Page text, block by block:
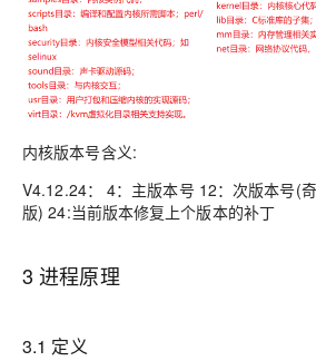
内核版本号含义:
V4.12.24：4：主版本号 12：次版本号(
版) 24:当前版本修复上个版本的补丁
3 进程原理
3.1 定义